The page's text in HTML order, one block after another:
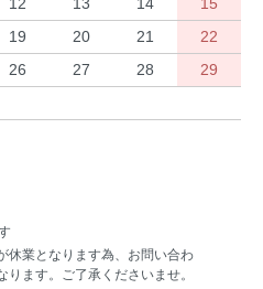
12 13 14
15
19 20 21
22
26 27 28
29
休業となります為、お問い合わ
ます。ご了承くださいませ。